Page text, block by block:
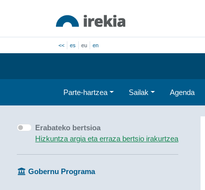
<< es eu en
Parte-hartzea Sailak Agenda
Erabateko bertsioa
Hizkuntza argia eta erraza bertsio irakurtzea
Gobernu Programa